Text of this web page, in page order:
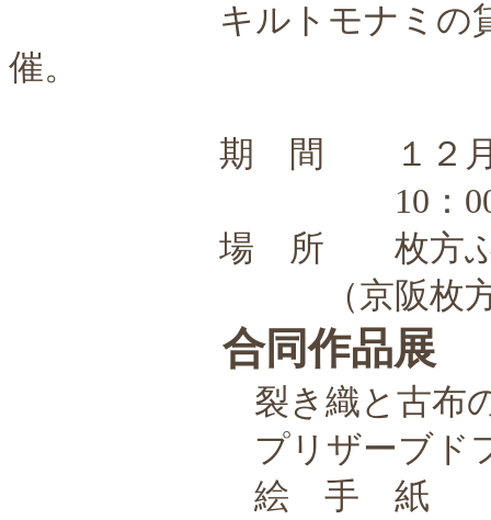
キルトモナミの貸し教
催。
期 間 １２月１３日
10：00～18：00
場 所 枚方ふれあ
（京阪枚方市駅
合同作品展
裂き織と古
プリザーブ
絵